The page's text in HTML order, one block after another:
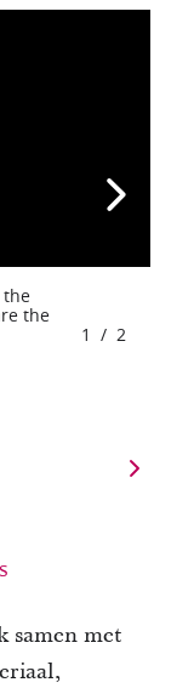
the
the
1 / 2
samen met